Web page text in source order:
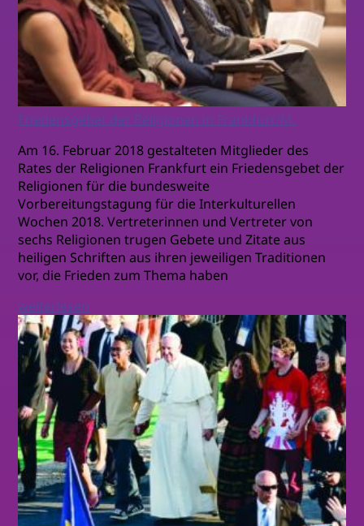
Friedensgebet der Religionen in Frankfurt/M.
Am 16. Februar 2018 gestalteten Mitglieder des
Rates der Religionen Frankfurt ein Friedensgebet der
Religionen für die bundesweite
Vorbereitungstagung für die Interkulturellen
Wochen 2018. Vertreterinnen und Vertreter von
sechs Religionen trugen Gebete und Zitate aus
heiligen Schriften aus ihren jeweiligen Traditionen
vor, die Frieden zum Thema haben
weiterlesen